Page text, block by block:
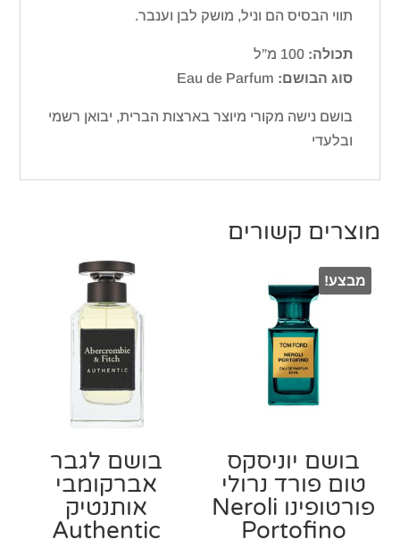
תווי הבסיס הם וניל, מושק לבן וענבר.
תכולה: 100 מ”ל
סוג הבושם:
בושם נישה מקורי מיוצר בארצות הברית, יבואן רשמי
ובלעדי
מוצרים קשורים
מבצע!
בושם יוניסקס
טום פורד נרולי
פורטופינו Neroli
Portofino
בושם לגבר
אברקומבי
אותנטיק
Authentic